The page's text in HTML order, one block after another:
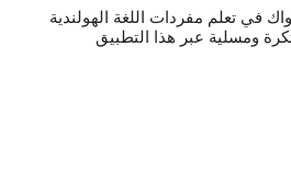
في تعلم مفردات اللغة الهولندية
ومسلية عبر هذا التطبيق